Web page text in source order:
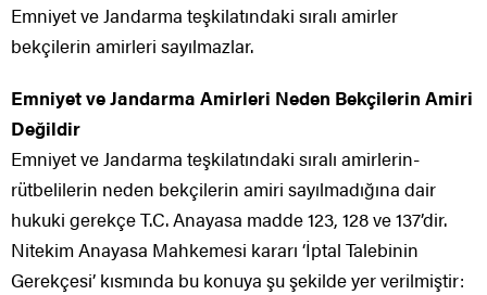
Emniyet ve Jandarma teşkilatındaki sıralı amirler
bekçilerin amirleri sayılmazlar.
Emniyet ve Jandarma Amirleri Neden Bekçilerin Amiri
Değildir
Emniyet ve Jandarma teşkilatındaki sıralı amirlerin-
rütbelilerin neden bekçilerin amiri sayılmadığına dair
hukuki gerekçe T.C. Anayasa madde 123, 128 ve 137’dir.
Nitekim Anayasa Mahkemesi kararı ‘İptal Talebinin
Gerekçesi’ kısmında bu konuya şu şekilde yer verilmiştir: